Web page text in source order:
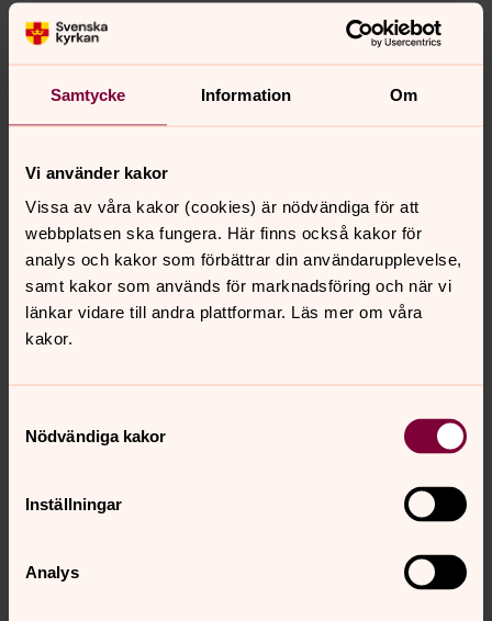
Samtycke Information Om
Vi använder kakor
Vissa av våra kakor (cookies) är nödvändiga för att
webbplatsen ska fungera. Här finns också kakor för
analys och kakor som förbättrar din användarupplevelse,
samt kakor som används för marknadsföring och när vi
länkar vidare till andra plattformar. Läs mer om våra
kakor.
Nödvändiga kakor
Inställningar
Analys